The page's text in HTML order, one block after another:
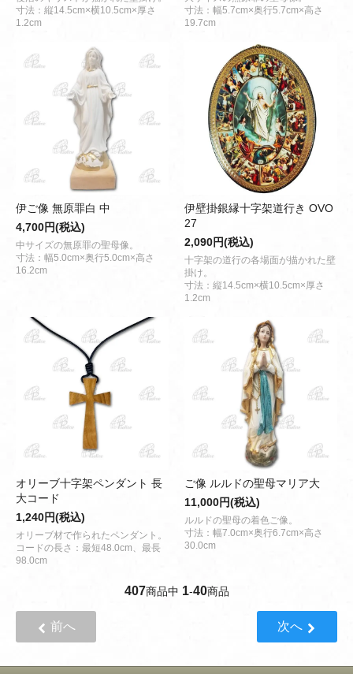
寸法：縦14.5cm×横10.5cm×厚さ
1.2cm
寸法：幅5.7cm×奥行5.7cm×高さ
19.7cm
伊ご像 無原罪白 中
4,700円(税込)
中サイズの無原罪の聖母像。
寸法：幅5.0cm×奥行5.0cm×高さ
16.2cm
伊壁掛銀縁十字架道行き OVO
27
2,090円(税込)
十字架の道行の各場面が描かれた壁
掛け。
寸法：縦14.5cm×横10.5cm×厚さ
1.2cm
オリーブ十字架ペンダント 長
大コード
1,240円(税込)
オリーブ材で作られたペンダント。
コードの長さ：最短48.0cm、最長
98.0cm
ご像 ルルドの聖母マリア大
11,000円(税込)
ルルドの聖母の着色ご像。
寸法：幅7.0cm×奥行6.7cm×高さ
30.0cm
407商品中 1-40商品
前へ 次へ